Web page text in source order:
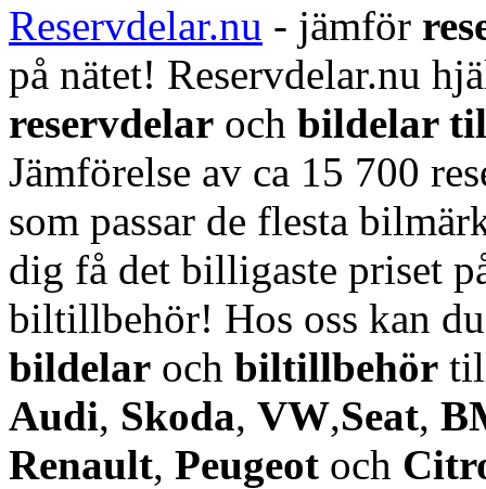
Reservdelar.nu - jämför
på nätet! Reservdelar.nu
reservdelar och bildelar
Jämförelse av ca 15 700
som passar de flesta
dig få det billigaste priset
biltillbehör! Hos oss kan
bildelar och biltillbehör
Audi, Skoda, VW,Seat,
Renault, Peugeot och